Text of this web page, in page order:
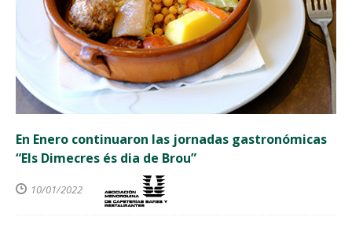
En Enero continuaron las jornadas gastronómicas
“Els Dimecres és dia de Brou”
10/01/2022